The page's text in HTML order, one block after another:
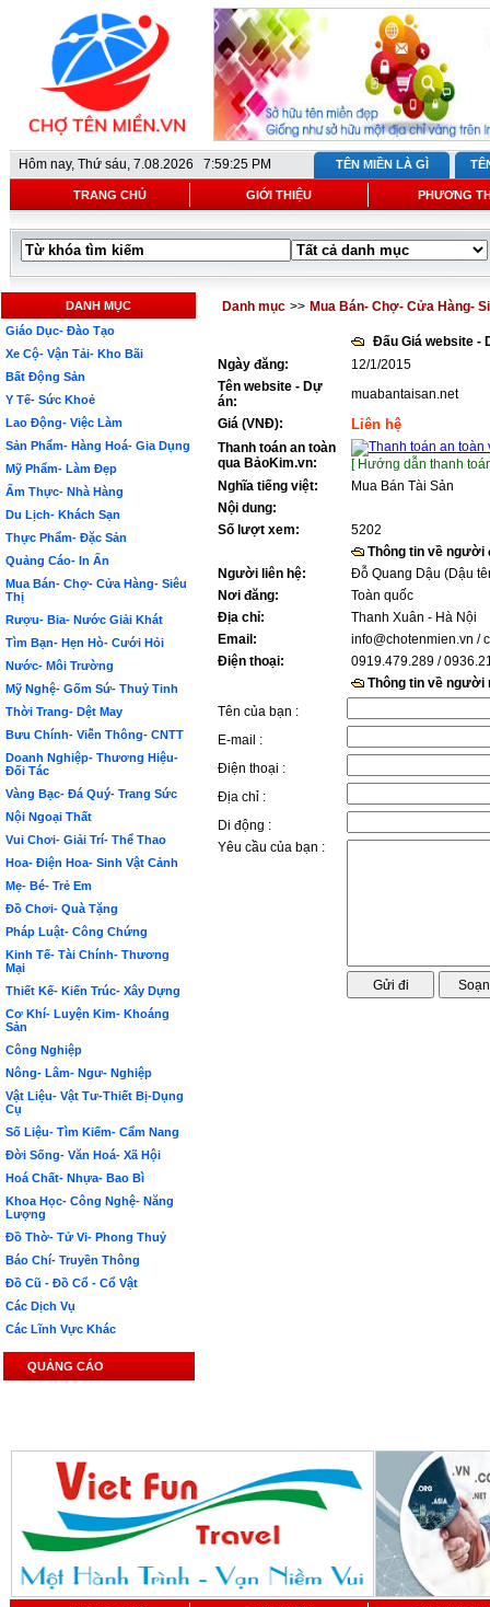
Hôm nay, Thứ sáu, 7.08.2026 7:59:25 PM TÊN MIỀN LÀ GÌ
TRANG CHỦ GIỚI THIỆU PHƯƠNG
DANH MỤC
Giáo Dục- Đào Tạo
Xe Cộ- Vận Tải- Kho Bãi
Bất Động Sản
Y Tế- Sức Khoẻ
Lao Động- Việc Làm
Sản Phẩm- Hàng Hoá- Gia Dụng
Mỹ Phẩm- Làm Đẹp
Ẩm Thực- Nhà Hàng
Du Lịch- Khách Sạn
Thực Phẩm- Đặc Sản
Quảng Cáo- In Ấn
Mua Bán- Chợ- Cửa Hàng- Siêu
Thị
Rượu- Bia- Nước Giải Khát
Tìm Bạn- Hẹn Hò- Cưới Hỏi
Nước- Môi Trường
Mỹ Nghệ- Gốm Sứ- Thuỷ Tinh
Thời Trang- Dệt May
Bưu Chính- Viễn Thông- CNTT
Doanh Nghiệp- Thương Hiệu-
Đối Tác
Vàng Bạc- Đá Quý- Trang Sức
Nội Ngoại Thất
Vui Chơi- Giải Trí- Thể Thao
Hoa- Điện Hoa- Sinh Vật Cảnh
Mẹ- Bé- Trẻ Em
Đồ Chơi- Quà Tặng
Pháp Luật- Công Chứng
Kinh Tế- Tài Chính- Thương
Mại
Thiết Kế- Kiến Trúc- Xây Dựng
Cơ Khí- Luyện Kim- Khoáng
Sản
Công Nghiệp
Nông- Lâm- Ngư- Nghiệp
Vật Liệu- Vật Tư-Thiết Bị-Dụng
Cụ
Số Liệu- Tìm Kiếm- Cẩm Nang
Đời Sống- Văn Hoá- Xã Hội
Hoá Chất- Nhựa- Bao Bì
Khoa Học- Công Nghệ- Năng
Lượng
Đồ Thờ- Tử Vi- Phong Thuỷ
Báo Chí- Truyền Thông
Đồ Cũ - Đồ Cổ - Cổ Vật
Các Dịch Vụ
Các Lĩnh Vực Khác
QUẢNG CÁO
Danh mục >> Mua Bán- Chợ- Cửa Hàng-
Đấu Giá website -
Ngày đăng:
12/1/2015
Tên website - Dự
án:
muabantaisan.net
Giá (VNĐ):
Liên hệ
Thanh toán an toàn
qua BảoKim.vn:
[ Hướng dẫn thanh
Nghĩa tiếng việt:
Mua Bán Tài Sản
Nội dung:
Số lượt xem:
5202
Thông tin về người
Người liên hệ:
Đỗ Quang Dậu (Dậu
Nơi đăng:
Toàn quốc
Địa chỉ:
Thanh Xuân - Hà Nội
Email:
info@chotenmien.vn /
Điện thoại:
0919.479.289 /
Thông tin về người
Tên của bạn :
E-mail :
Điện thoại :
Địa chỉ :
Di động :
Yêu cầu của bạn :